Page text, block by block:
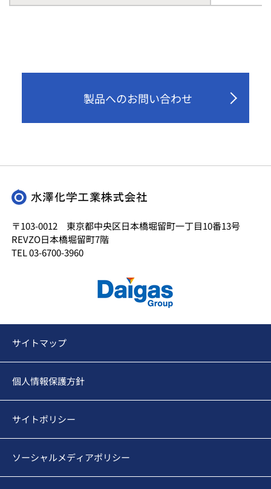
製品へのお問い合わせ
〒103-0012 東京都中央区日本橋堀留町一丁目10番13号
REVZO日本橋堀留町7階
TEL 03-6700-3960
サイトマップ
個人情報保護方針
サイトポリシー
ソーシャルメディアポリシー